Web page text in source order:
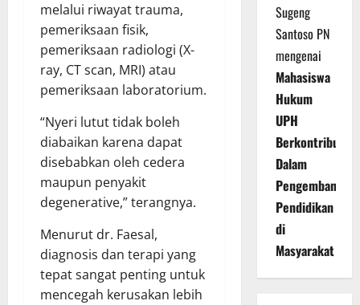
melalui riwayat trauma,
pemeriksaan fisik,
pemeriksaan radiologi (X-
ray, CT scan, MRI) atau
pemeriksaan laboratorium.
“Nyeri lutut tidak boleh
diabaikan karena dapat
disebabkan oleh cedera
maupun penyakit
degenerative,” terangnya.
Menurut dr. Faesal,
diagnosis dan terapi yang
tepat sangat penting untuk
mencegah kerusakan lebih
Sugeng
Santoso PN
mengenai
Mahasiswa
Hukum
UPH
Berkontribusi
Dalam
Pengembangan
Pendidikan
di
Masyarakat